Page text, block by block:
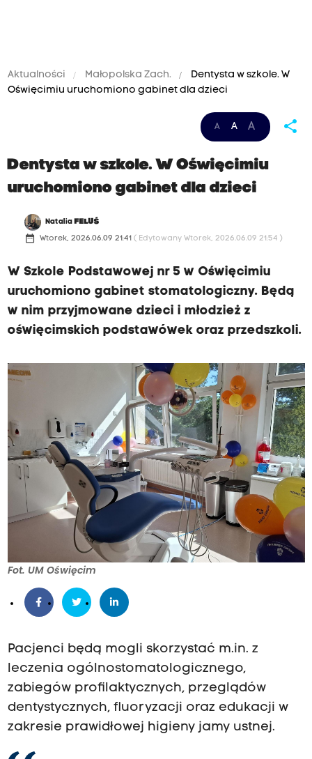
Aktualności Małopolska Zach.
Dentysta w szkole. W
Oświęcimiu uruchomiono gabinet dla dzieci
A A A share
Dentysta w szkole. W Oświęcimiu
uruchomiono gabinet dla dzieci
Natalia FELUŚ
date_range Wtorek, 2026.06.09 21:41 ( Edytowany Wtorek, 2026.06.09 21:54 )
W Szkole Podstawowej nr 5 w Oświęcimiu
uruchomiono gabinet stomatologiczny. Będą
w nim przyjmowane dzieci i młodzież z
oświęcimskich podstawówek oraz przedszkoli.
Fot. UM Oświęcim
Pacjenci będą mogli skorzystać m.in. z
leczenia ogólnostomatologicznego,
zabiegów profilaktycznych, przeglądów
dentystycznych, fluoryzacji oraz edukacji w
zakresie prawidłowej higieny jamy ustnej.